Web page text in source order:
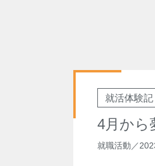
就活体験記
4月から
就職活動 ／